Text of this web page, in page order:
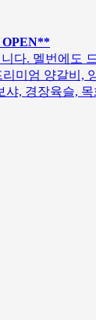
OPEN**
다. 멜번에도
미엄 양갈비,
샤, 경장육슬,